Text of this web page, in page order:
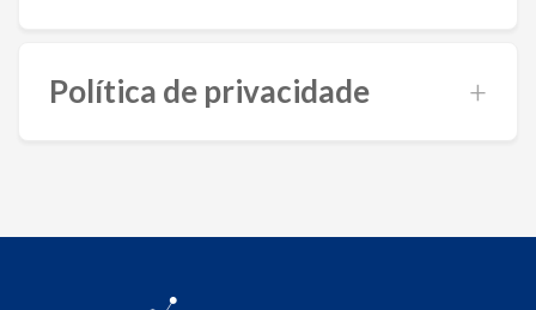
Política de privacidade